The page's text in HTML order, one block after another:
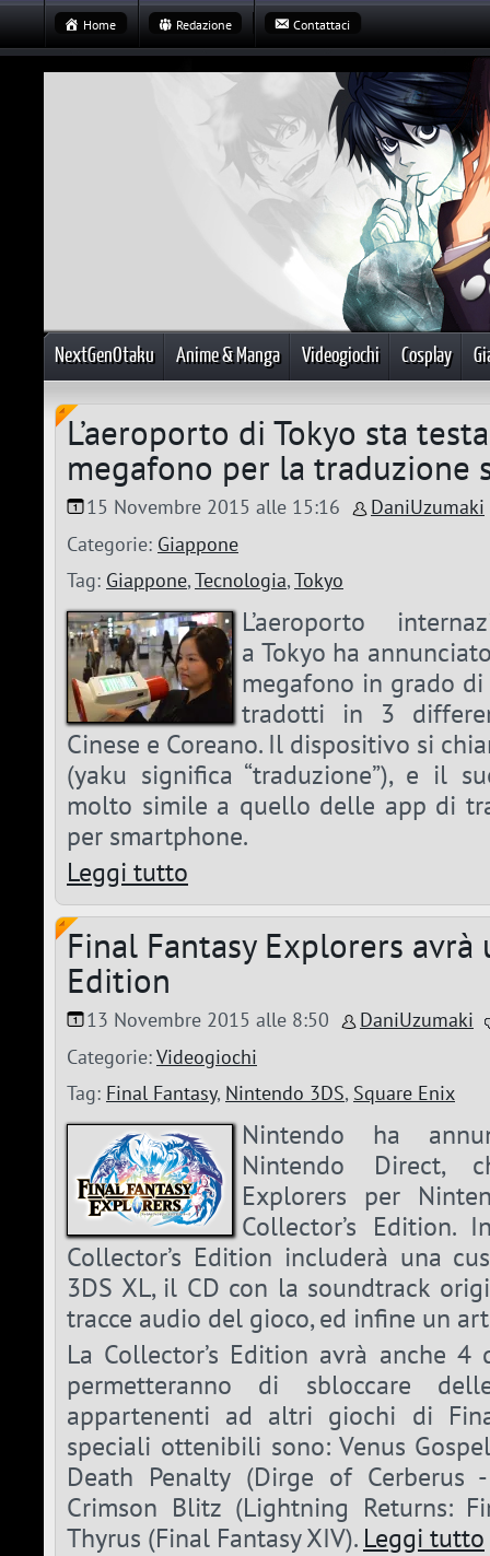
Home Redazione Contattaci
NextGenOtaku Anime & Manga Videogiochi Cosplay
L’aeroporto di Tokyo sta
megafono per la traduzione
15 Novembre 2015 alle 15:16
DaniUzumaki
Categorie: Giappone
Tag: Giappone,Tecnologia,Tokyo
L’aeroporto
a Tokyo ha
megafono in grado
tradotti in 3
Cinese e Coreano. Il dispositivo si
(yaku significa “traduzione”), e il
molto simile a quello delle app di
per smartphone.
Leggi tutto
Final Fantasy Explorers avrà
Edition
13 Novembre 2015 alle 8:50
DaniUzumaki
Categorie:Videogiochi
Tag: Final Fantasy, Nintendo 3DS, Square Enix
Nintendo ha
Nintendo Direct,
Explorers per
Collector’s Edition.
Collector’s Edition includerà una
3DS XL, il CD con la soundtrack
tracce audio del gioco, ed infine un
La Collector’s Edition avrà anche 4
permetteranno di sbloccare
appartenenti ad altri giochi di
speciali ottenibili sono: Venus
Death Penalty (Dirge of Cerberus
Crimson Blitz (Lightning Returns:
Thyrus (Final Fantasy XIV). Leggi tutto